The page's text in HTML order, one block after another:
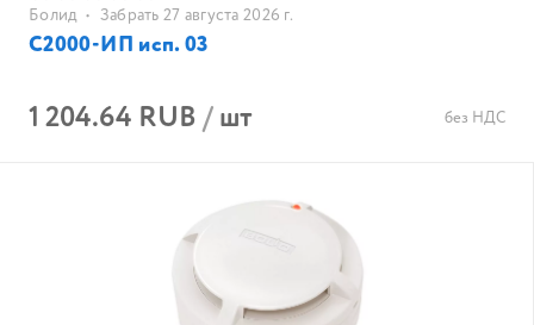
Болид • Забрать 27 августа 2026 г.
С2000-ИП исп. 03
1 204.64 RUB/шт без НДС